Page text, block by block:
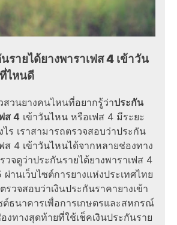
รายได้ยางพาราเฟส 4 เข้าวัน
ไหนดี
สวนยางคนไหนที่อยากรู้ว่าประกัน
ส 4 เข้าวันไหน หรือเฟส 4 มีระยะ
ไร เราสามารถตรวจสอบว่าประกัน
ส 4 เข้าวันไหนได้จากหลายช่องทาง
จดูว่าประกันรายได้ยางพาราเฟส 4
านเว็บไซต์การยางแห่งประเทศไทย
วจสอบว่าเงินประกันราคายางเข้า
ต์ธนาคารเพื่อการเกษตรและสหกรณ์
งทางสุดท้ายที่ใช้เช็คเงินประกันราย